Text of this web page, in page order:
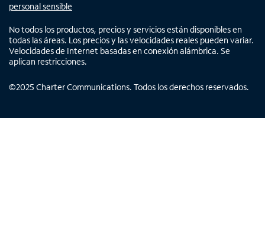
personal sensible
No todos los productos, precios y servicios están disponibles en
todas las áreas. Los precios y las velocidades reales pueden variar.
Velocidades de Internet basadas en conexión alámbrica. Se
aplican restricciones.
©2025 Charter Communications. Todos los derechos reservados.